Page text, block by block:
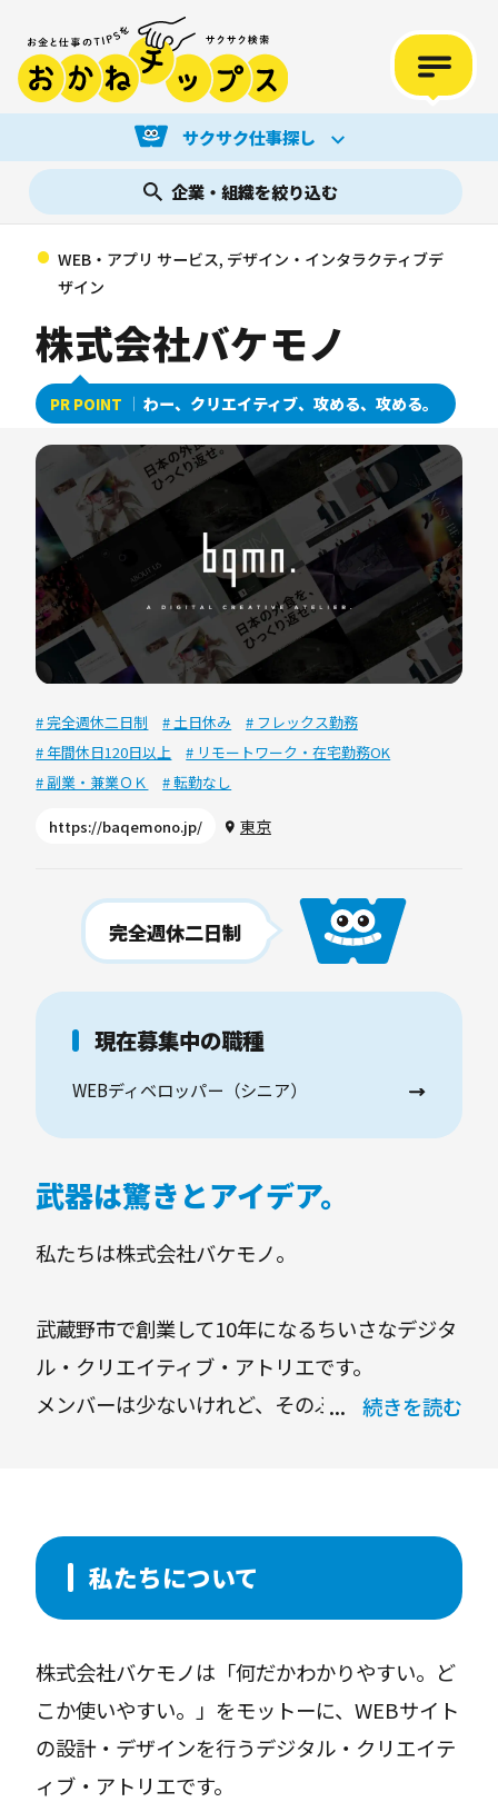
サクサク仕事探し
企業・組織を絞り込む
WEB・アプリ サービス, デザイン・インタラクティブデ
ザイン
株式会社バケモノ
PR POINT わー、クリエイティブ、攻める、攻める。
# 完全週休二日制 # 土日休み
# フレックス勤務
# 年間休日120日以上
# リモートワーク・在宅勤務OK
# 副業・兼業ＯＫ
# 転勤なし
https://baqemono.jp/ 東京
完全週休二日制
現在募集中の職種
WEBディベロッパー（シニア）
武器は驚きとアイデア。
私たちは株式会社バケモノ。
武蔵野市で創業して10年になるちいさなデジタ
ル・クリエイティブ・アトリエです。
メンバーは少ないけれど、そのぶん精鋭部隊。
いったあの有名大企業まで幅広くお声がけ頂い
ております。
組織やしがらみにとらわれない小さなデジタル
アトリエだからこそ、新しい発見を磨いて輝か
せたり、面白くて役立つ研究に本気で没頭でき
るんです。私たちは今まで培ってきた多くの知
続きを読む
私たちについて
株式会社バケモノは「何だかわかりやすい。ど
こか使いやすい。」をモットーに、WEBサイト
の設計・デザインを行うデジタル・クリエイテ
ィブ・アトリエです。